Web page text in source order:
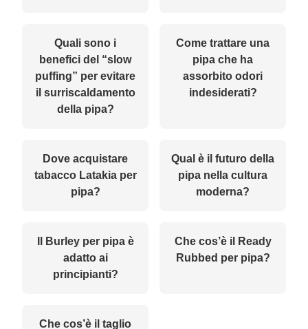
Quali sono i
benefici del “slow
puffing” per evitare
il surriscaldamento
della pipa?
Come trattare una
pipa che ha
assorbito odori
indesiderati?
Dove acquistare
tabacco Latakia per
pipa?
Qual è il futuro della
pipa nella cultura
moderna?
Il Burley per pipa è
adatto ai
principianti?
Che cos’è il Ready
Rubbed per pipa?
Che cos’è il taglio